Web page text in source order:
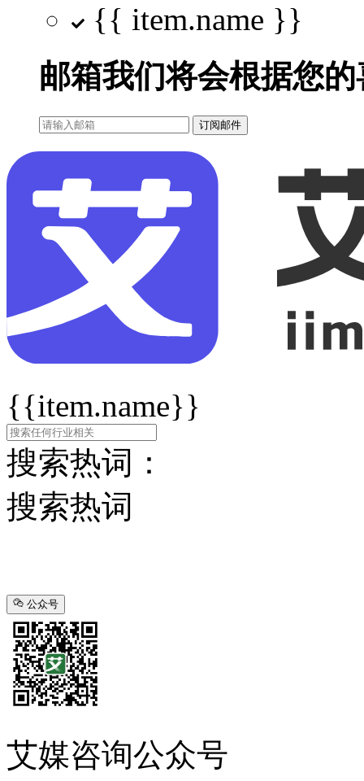
{{ item.name }}
邮箱我们将会根据您
订阅邮件
{{item.name}}
搜索热词：
搜索热词
公众号
艾媒咨询公众号